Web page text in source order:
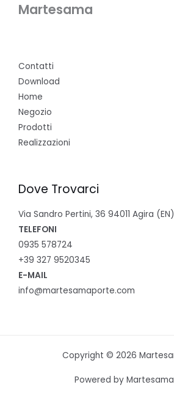
Martesama
Contatti
Download
Home
Negozio
Prodotti
Realizzazioni
Dove Trovarci
Via Sandro Pertini, 36 94011 Agira (EN)
TELEFONI
0935 578724
+39 327 9520345
E-MAIL
info@martesamaporte.com
Copyright © 2026
Powered by